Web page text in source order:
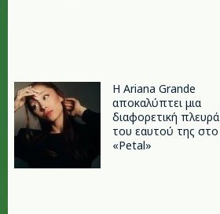
Η Ariana Grande
αποκαλύπτει μια
διαφορετική πλευρά
του εαυτού της στο
«Petal»